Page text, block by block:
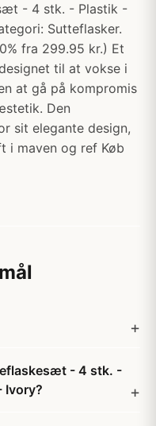
- 4 stk. - Plastik -
Sutteflasker.
fra 299.95 kr.) Et
til at vokse i
at gå på kompromis
Den
sit elegante design,
i maven og ref Køb
- 4 stk. -
Ivory?